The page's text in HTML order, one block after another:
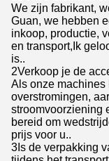
We zijn fabrikant,
Guan, we hebben
inkoop, productie,
en transport,Ik
is..
2Verkoop je de
Als onze machines
overstromingen,
stroomvoorziening
bereid om
prijs voor u..
3Is de verpakking